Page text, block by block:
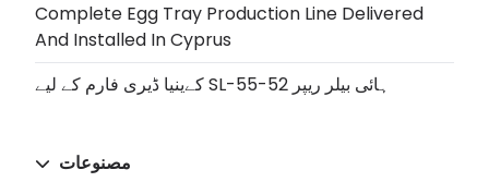
Complete Egg Tray Production Line Delivered
And Installed In Cyprus
کےینیا ڈیری فارم کے لیے SL-55-52 ہائی بيلر ریپر
مصنوعات